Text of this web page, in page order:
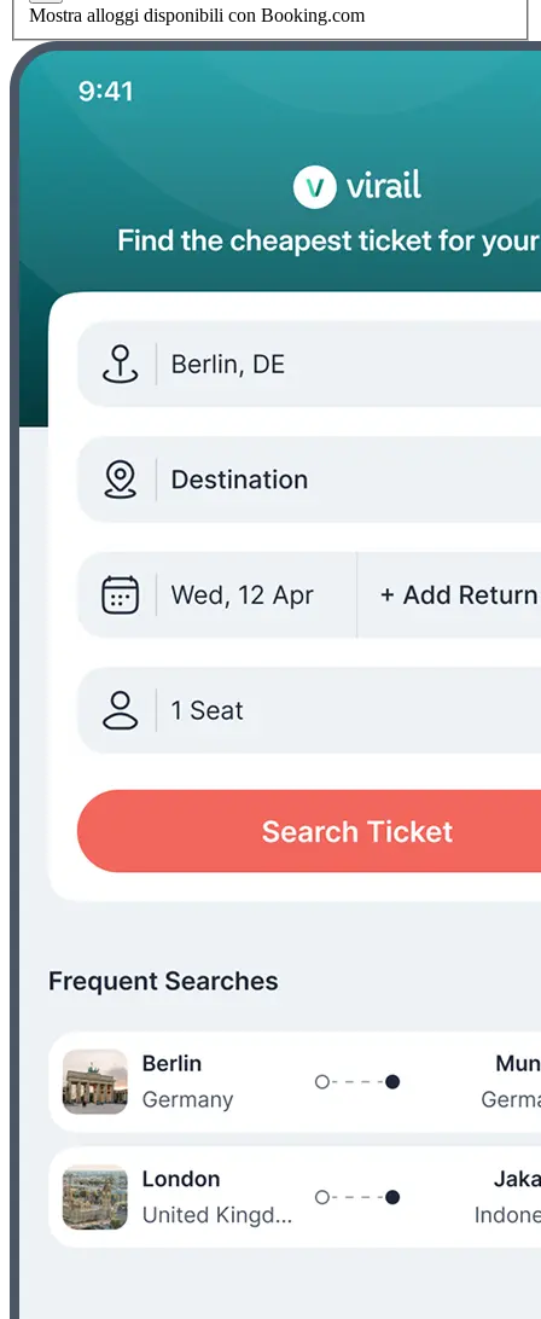
Mostra alloggi disponibili con Booking.com